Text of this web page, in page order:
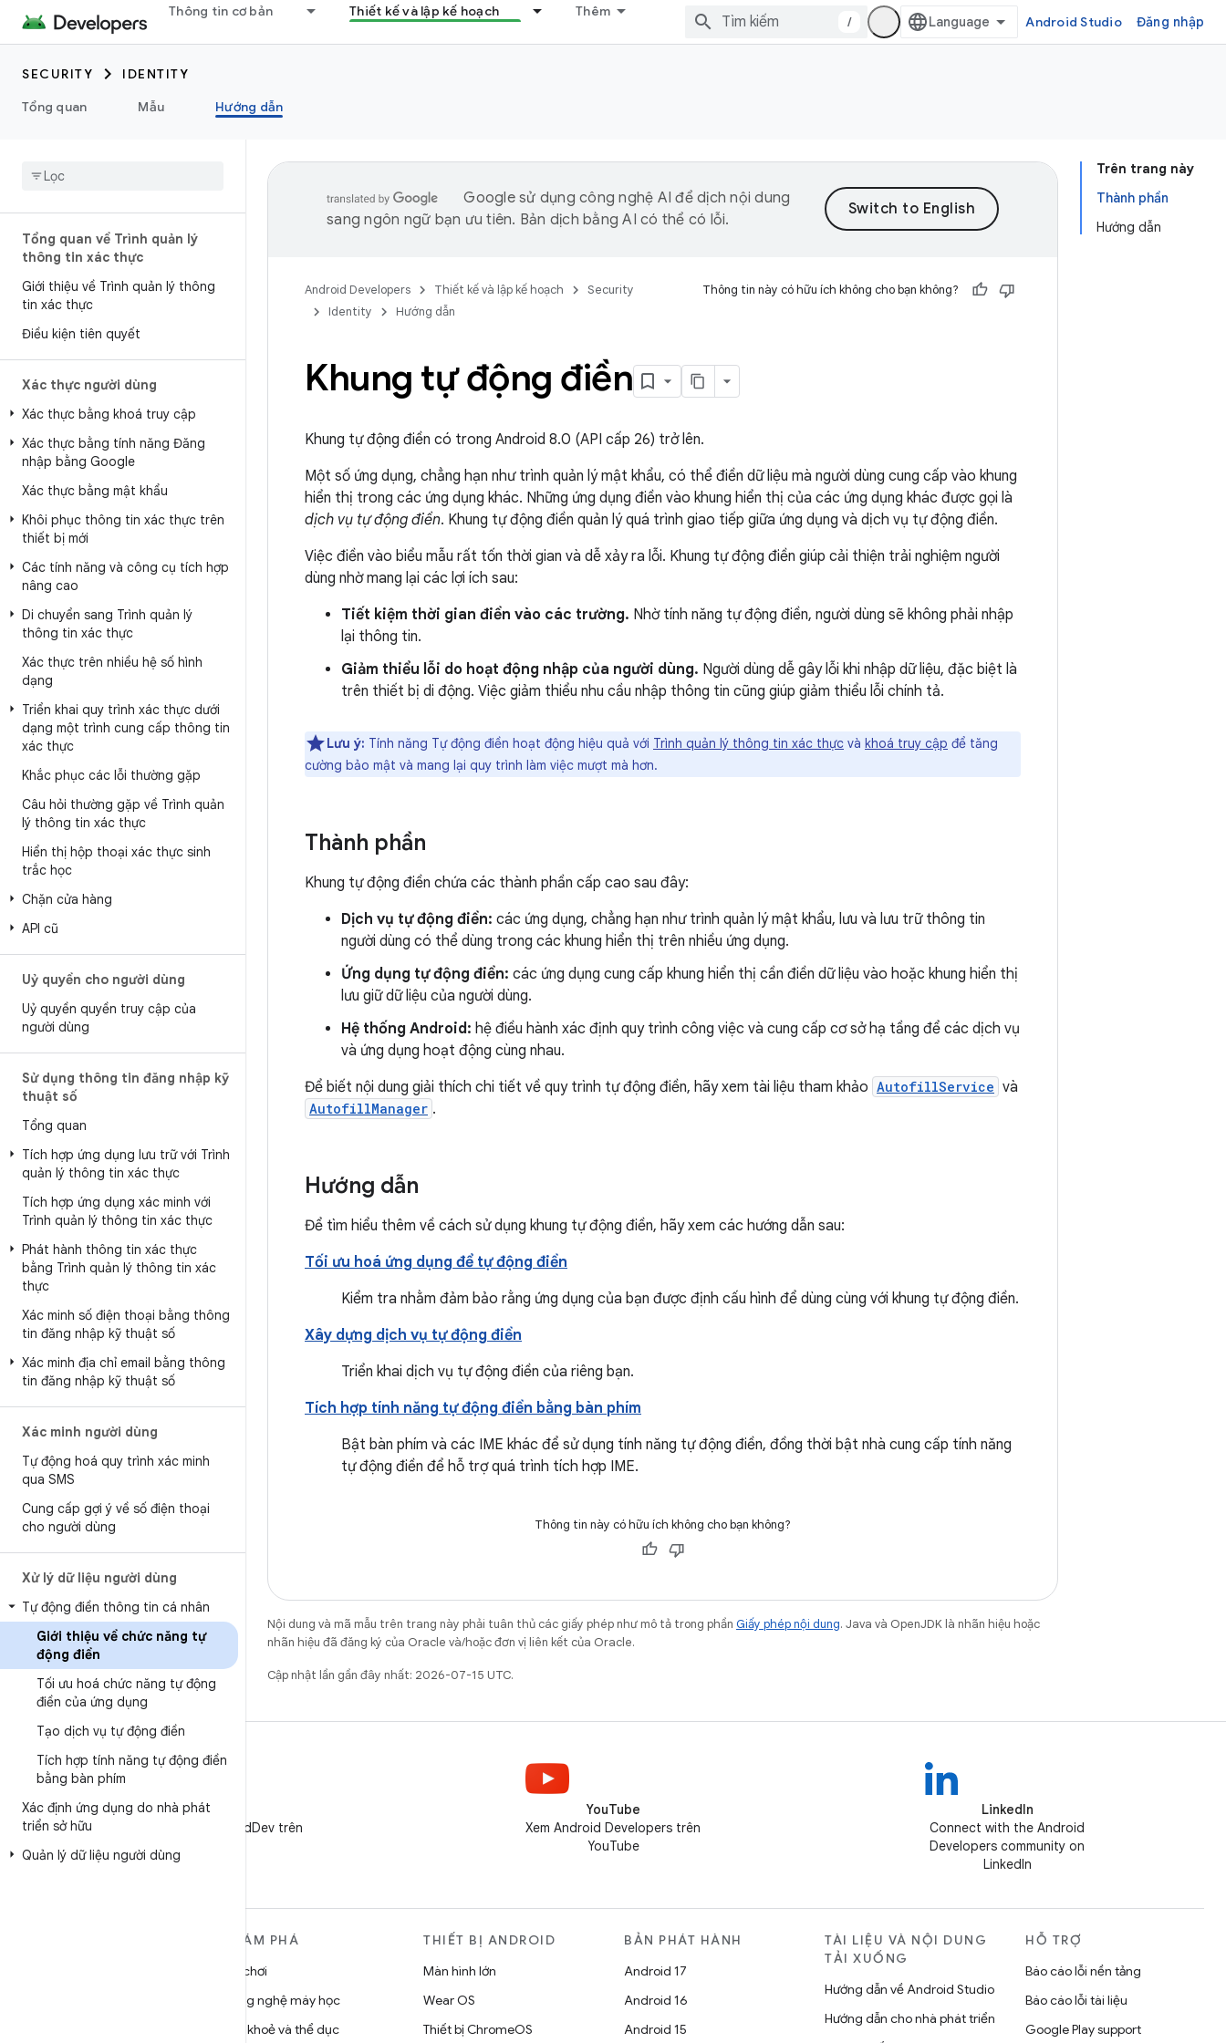
Thông tin cơ bản Thiết kế và lập kế hoạch Thêm
/ Android Studio Đăng nhập
SECURITY
IDENTITY
Tổng quan
Mẫu Hướng dẫn
Tổng quan về Trình quản lý
thông tin xác thực
Giới thiệu về Trình quản lý thông
tin xác thực
Điều kiện tiên quyết
Xác thực người dùng
Xác thực bằng khoá truy cập
Xác thực bằng tính năng Đăng
nhập bằng Google
Xác thực bằng mật khẩu
Khôi phục thông tin xác thực trên
thiết bị mới
Các tính năng và công cụ tích hợp
nâng cao
Di chuyển sang Trình quản lý
thông tin xác thực
Xác thực trên nhiều hệ số hình
dạng
Triển khai quy trình xác thực dưới
dạng một trình cung cấp thông tin
xác thực
Khắc phục các lỗi thường gặp
Câu hỏi thường gặp về Trình quản
lý thông tin xác thực
Hiển thị hộp thoại xác thực sinh
trắc học
Chặn cửa hàng
API cũ
Uỷ quyền cho người dùng
Uỷ quyền quyền truy cập của
người dùng
Sử dụng thông tin đăng nhập kỹ
thuật số
Tổng quan
Tích hợp ứng dụng lưu trữ với Trình
quản lý thông tin xác thực
Tích hợp ứng dụng xác minh với
Trình quản lý thông tin xác thực
Phát hành thông tin xác thực
bằng Trình quản lý thông tin xác
thực
Xác minh số điện thoại bằng thông
tin đăng nhập kỹ thuật số
Xác minh địa chỉ email bằng thông
tin đăng nhập kỹ thuật số
Xác minh người dùng
Tự động hoá quy trình xác minh
qua SMS
Cung cấp gợi ý về số điện thoại
cho người dùng
Xử lý dữ liệu người dùng
Tự động điền thông tin cá nhân
Giới thiệu về chức năng tự
động điền
Tối ưu hoá chức năng tự động
điền của ứng dụng
Tạo dịch vụ tự động điền
Tích hợp tính năng tự động điền
bằng bàn phím
Xác định ứng dụng do nhà phát
triển sở hữu
Quản lý dữ liệu người dùng
Trên trang này
Thành phần
Hướng dẫn
Google sử dụng công nghệ AI để dịch nội dung
sang ngôn ngữ bạn ưu tiên. Bản dịch bằng AI có thể có lỗi.
Android Developers Thiết kế và lập kế hoạch
Security
Identity
Hướng dẫn
Thông tin này có hữu ích không cho bạn không?
Khung tự động điền
Khung tự động điền có trong Android 8.0 (API cấp 26) trở lên.
Một số ứng dụng, chẳng hạn như trình quản lý mật khẩu, có thể điền dữ liệu mà người dùng cung cấp vào khung
hiển thị trong các ứng dụng khác. Những ứng dụng điền vào khung hiển thị của các ứng dụng khác được gọi là
dịch vụ tự động điền. Khung tự động điền quản lý quá trình giao tiếp giữa ứng dụng và dịch vụ tự động điền.
Việc điền vào biểu mẫu rất tốn thời gian và dễ xảy ra lỗi. Khung tự động điền giúp cải thiện trải nghiệm người
dùng nhờ mang lại các lợi ích sau:
Tiết kiệm thời gian điền vào các trường. Nhờ tính năng tự động điền, người dùng sẽ không phải nhập
lại thông tin.
Giảm thiểu lỗi do hoạt động nhập của người dùng. Người dùng dễ gây lỗi khi nhập dữ liệu, đặc biệt là
trên thiết bị di động. Việc giảm thiểu nhu cầu nhập thông tin cũng giúp giảm thiểu lỗi chính tả.
Lưu ý: Tính năng Tự động điền hoạt động hiệu quả với Trình quản lý thông tin xác thực và khoá truy cập để tăng
cường bảo mật và mang lại quy trình làm việc mượt mà hơn.
Thành phần
Khung tự động điền chứa các thành phần cấp cao sau đây:
Dịch vụ tự động điền: các ứng dụng, chẳng hạn như trình quản lý mật khẩu, lưu và lưu trữ thông tin
người dùng có thể dùng trong các khung hiển thị trên nhiều ứng dụng.
Ứng dụng tự động điền: các ứng dụng cung cấp khung hiển thị cần điền dữ liệu vào hoặc khung hiển thị
lưu giữ dữ liệu của người dùng.
Hệ thống Android: hệ điều hành xác định quy trình công việc và cung cấp cơ sở hạ tầng để các dịch vụ
và ứng dụng hoạt động cùng nhau.
Để biết nội dung giải thích chi tiết về quy trình tự động điền, hãy xem tài liệu tham khảo AutofillService và
AutofillManager .
Hướng dẫn
Để tìm hiểu thêm về cách sử dụng khung tự động điền, hãy xem các hướng dẫn sau:
Tối ưu hoá ứng dụng để tự động điền
Kiểm tra nhằm đảm bảo rằng ứng dụng của bạn được định cấu hình để dùng cùng với khung tự động điền.
Xây dựng dịch vụ tự động điền
Triển khai dịch vụ tự động điền của riêng bạn.
Tích hợp tính năng tự động điền bằng bàn phím
Bật bàn phím và các IME khác để sử dụng tính năng tự động điền, đồng thời bật nhà cung cấp tính năng
tự động điền để hỗ trợ quá trình tích hợp IME.
Thông tin này có hữu ích không cho bạn không?
Nội dung và mã mẫu trên trang này phải tuân thủ các giấy phép như mô tả trong phần Giấy phép nội dung. Java và OpenJDK là nhãn hiệu hoặc
nhãn hiệu đã đăng ký của Oracle và/hoặc đơn vị liên kết của Oracle.
Cập nhật lần gần đây nhất: 2026-07-15 UTC.
Theo dõi @AndroidDev trên
YouTube
Xem Android Developers trên
YouTube
LinkedIn
Connect with the Android
Developers community on
LinkedIn
KHÁM PHÁ
Trò chơi
Công nghệ máy học
Sức khoẻ và thể dục
THIẾT BỊ ANDROID
Màn hình lớn
Wear OS
Thiết bị ChromeOS
BẢN PHÁT HÀNH
Android 17
Android 16
Android 15
TÀI LIỆU VÀ NỘI DUNG
TẢI XUỐNG
Hướng dẫn về Android Studio
Hướng dẫn cho nhà phát triển
HỖ TRỢ
Báo cáo lỗi nền tảng
Báo cáo lỗi tài liệu
Google Play support